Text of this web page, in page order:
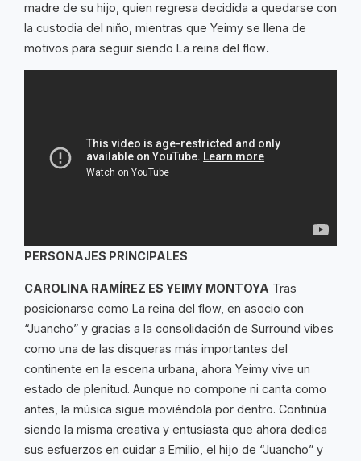
madre de su hijo, quien regresa decidida a quedarse con
la custodia del niño, mientras que Yeimy se llena de
motivos para seguir siendo La reina del flow.
PERSONAJES PRINCIPALES
CAROLINA RAMÍREZ ES YEIMY MONTOYA Tras
posicionarse como La reina del flow, en asocio con
“Juancho” y gracias a la consolidación de Surround vibes
como una de las disqueras más importantes del
continente en la escena urbana, ahora Yeimy vive un
estado de plenitud. Aunque no compone ni canta como
antes, la música sigue moviéndola por dentro. Continúa
siendo la misma creativa y entusiasta que ahora dedica
sus esfuerzos en cuidar a Emilio, el hijo de “Juancho” y